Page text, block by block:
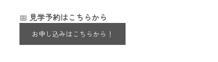
📅 見学予約はこちらから
お申し込みはこちらから！